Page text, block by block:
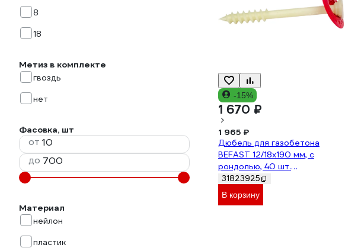
8
18
Метиз в комплекте
гвоздь
нет
Фасовка, шт
от
до
Материал
нейлон
пластик
-15%
1 670 ₽
1 965 ₽
Дюбель для газобетона
BEFAST 12/18x190 мм, с
рондолью, 40 шт.
DGBF190R40S
31823925
В корзину